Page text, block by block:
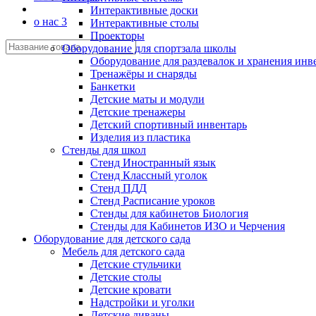
о нас 3
Интерактивные доски
Интерактивные столы
Проекторы
Оборудование для спортзала школы
Оборудование для раздевалок и хранения
Тренажёры и снаряды
Банкетки
Детские маты и модули
Детские тренажеры
Детский спортивный инвентарь
Изделия из пластика
Стенды для школ
Стенд Иностранный язык
Стенд Классный уголок
Стенд ПДД
Стенд Расписание уроков
Стенды для кабинетов Биология
Стенды для Кабинетов ИЗО и Черчения
Оборудование для детского сада
Мебель для детского сада
Детские стульчики
Детские столы
Детские кровати
Надстройки и уголки